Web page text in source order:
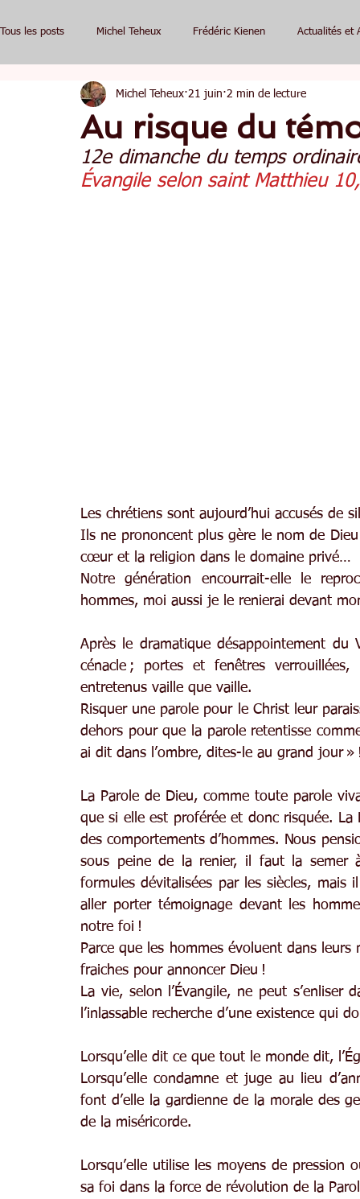
Tous les posts Michel Teheux Frédéric Kienen Actualités et
Au risque du
Michel Teheux 21 juin 2 min de lecture
12e dimanche du temps
Évangile selon saint Matthieu
Les chrétiens sont aujourd’hui accusés de
Ils ne prononcent plus gère le nom de
cœur et la religion dans le domaine privé…
Notre génération encourrait-elle le
hommes, moi aussi je le renierai devant
Après le dramatique désappointement du
cénacle ; portes et fenêtres
entretenus vaille que vaille.
Risquer une parole pour le Christ leur
dehors pour que la parole retentisse
ai dit dans l’ombre, dites-le au grand jour »
La Parole de Dieu, comme toute parole
que si elle est proférée et donc risquée.
des comportements d’hommes. Nous
sous peine de la renier, il faut la semer
formules dévitalisées par les siècles,
aller porter témoignage devant les
notre foi !
Parce que les hommes évoluent dans
fraiches pour annoncer Dieu !
La vie, selon l’Évangile, ne peut s’enliser
l’inlassable recherche d’une existence qui
Lorsqu’elle dit ce que tout le monde dit,
Lorsqu’elle condamne et juge au lieu
font d’elle la gardienne de la morale des
de la miséricorde.
Lorsqu’elle utilise les moyens de pression
sa foi dans la force de révolution de la